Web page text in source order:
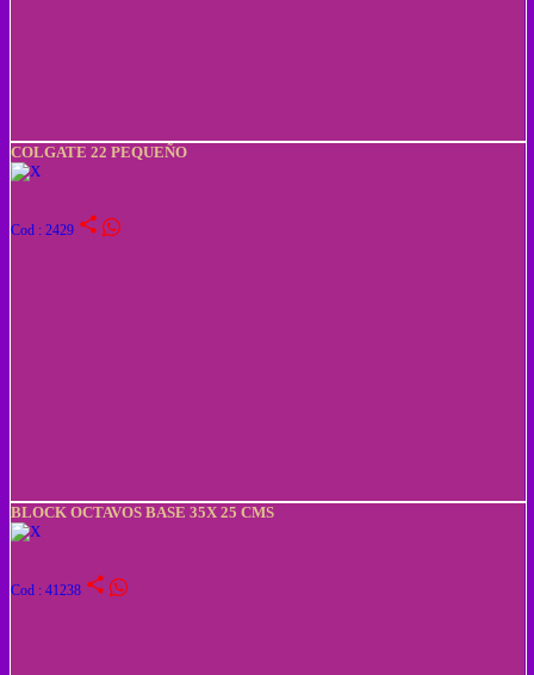
COLGATE 22 PEQUEÑO
Cod : 2429 share
BLOCK OCTAVOS BASE 35X 25 CMS
Cod : 41238 share